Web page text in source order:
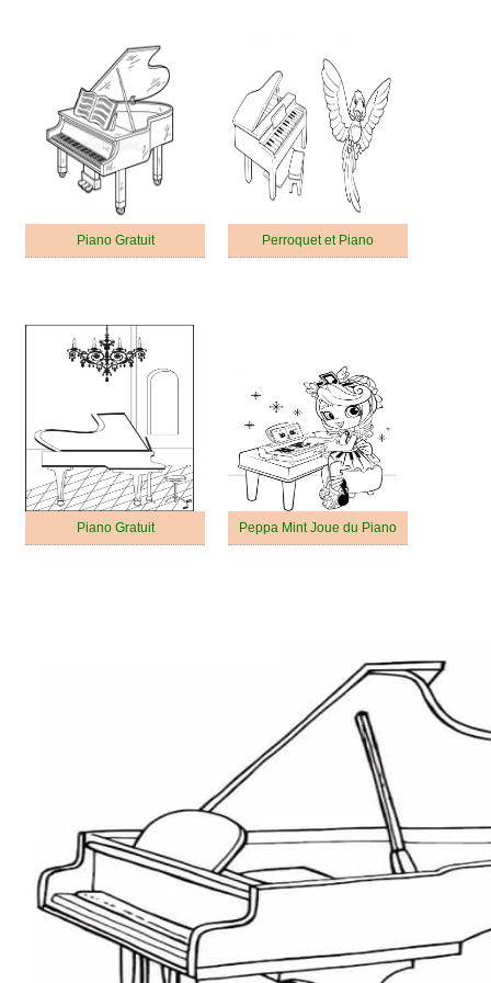
Piano Gratuit Perroquet et Piano
Piano Gratuit Peppa Mint Joue du Piano